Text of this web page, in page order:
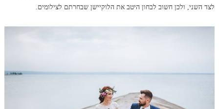
לצד השני, ולכן חשוב לבחון היטב את הלוקיישן שבחרתם לצילומים.